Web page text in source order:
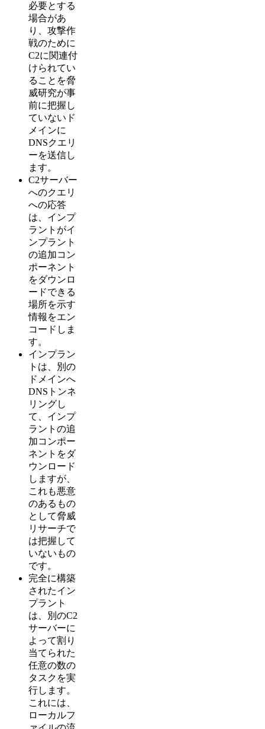
必要とする
場合があ
り、攻撃作
戦のために
C2に関連付
けられてい
ることを脅
威研究が事
前に把握し
ていないド
メインに
DNSクエリ
ーを送信し
ます。
C2サーバー
へのクエリ
への応答
は、インプ
ラントがイ
ンプラント
の追加コン
ポーネント
をダウンロ
ードできる
場所を示す
情報をエン
コードしま
す。
インプラン
トは、別の
ドメインへ
DNSトンネ
リングし
て、インプ
ラントの追
加コンポー
ネントをダ
ウンロード
しますが、
これも悪意
のあるもの
として脅威
リサーチで
は把握して
いないもの
です。
完全に構築
されたイン
プラント
は、別のC2
サーバーに
よって割り
当てられた
任意の数の
タスクを実
行します。
これには、
ローカルフ